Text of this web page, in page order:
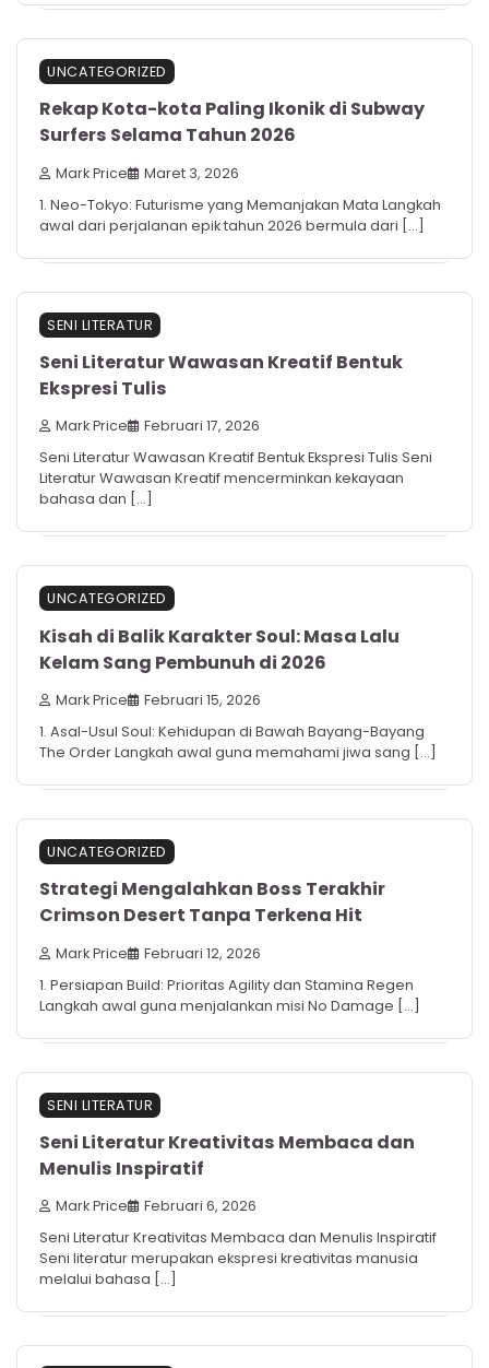
UNCATEGORIZED
Rekap Kota-kota Paling Ikonik di Subway
Surfers Selama Tahun 2026
Mark Price Maret 3, 2026
1. Neo-Tokyo: Futurisme yang Memanjakan Mata Langkah
awal dari perjalanan epik tahun 2026 bermula dari […]
SENI LITERATUR
Seni Literatur Wawasan Kreatif Bentuk
Ekspresi Tulis
Mark Price Februari 17, 2026
Seni Literatur Wawasan Kreatif Bentuk Ekspresi Tulis Seni
Literatur Wawasan Kreatif mencerminkan kekayaan
bahasa dan […]
UNCATEGORIZED
Kisah di Balik Karakter Soul: Masa Lalu
Kelam Sang Pembunuh di 2026
Mark Price Februari 15, 2026
1. Asal-Usul Soul: Kehidupan di Bawah Bayang-Bayang
The Order Langkah awal guna memahami jiwa sang […]
UNCATEGORIZED
Strategi Mengalahkan Boss Terakhir
Crimson Desert Tanpa Terkena Hit
Mark Price Februari 12, 2026
1. Persiapan Build: Prioritas Agility dan Stamina Regen
Langkah awal guna menjalankan misi No Damage […]
SENI LITERATUR
Seni Literatur Kreativitas Membaca dan
Menulis Inspiratif
Mark Price Februari 6, 2026
Seni Literatur Kreativitas Membaca dan Menulis Inspiratif
Seni literatur merupakan ekspresi kreativitas manusia
melalui bahasa […]